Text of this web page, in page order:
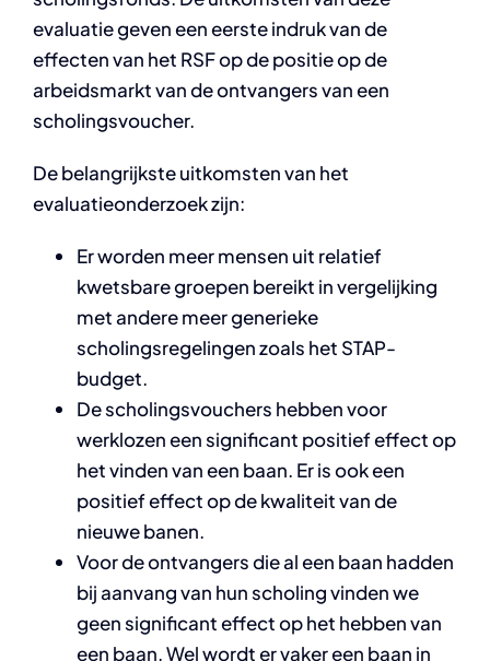
evaluatie geven een eerste indruk van de
effecten van het RSF op de positie op de
arbeidsmarkt van de ontvangers van een
scholingsvoucher.
De belangrijkste uitkomsten van het
evaluatieonderzoek zijn:
Er worden meer mensen uit relatief
kwetsbare groepen bereikt in vergelijking
met andere meer generieke
scholingsregelingen zoals het STAP-
budget.
De scholingsvouchers hebben voor
werklozen een significant positief effect op
het vinden van een baan. Er is ook een
positief effect op de kwaliteit van de
nieuwe banen.
Voor de ontvangers die al een baan hadden
bij aanvang van hun scholing vinden we
geen significant effect op het hebben van
een baan. Wel wordt er vaker een baan in